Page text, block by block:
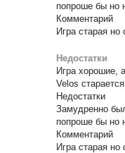
попроше бы но
Комментарий
Игра старая
Недостатки
Игра хорошие,
Velos
Недостатки
Замудренно
попроше бы но
Комментарий
Игра старая